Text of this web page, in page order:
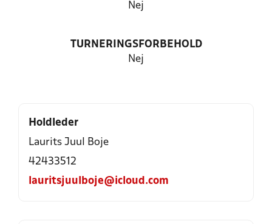
Nej
TURNERINGSFORBEHOLD
Nej
Holdleder
Laurits Juul Boje
42433512
lauritsjuulboje@icloud.com